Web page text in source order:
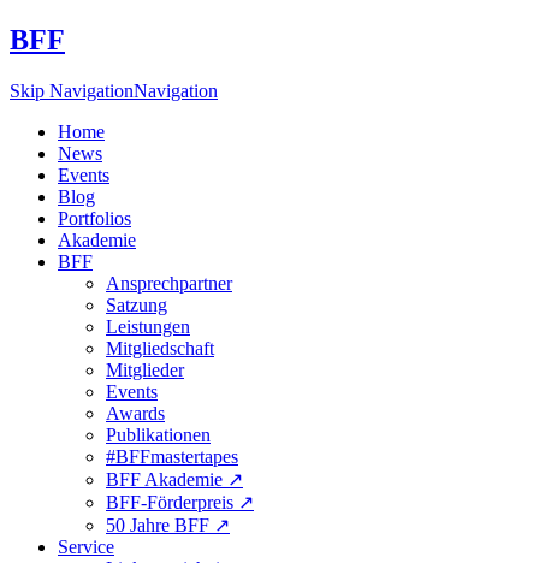
BFF
Skip NavigationNavigation
Home
News
Events
Blog
Portfolios
Akademie
BFF
Ansprechpartner
Satzung
Leistungen
Mitgliedschaft
Mitglieder
Events
Awards
Publikationen
#BFFmastertapes
BFF Akademie ↗︎
BFF-Förderpreis ↗︎
50 Jahre BFF ↗︎
Service